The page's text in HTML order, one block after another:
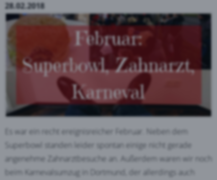
28.02.2018
Es war ein recht ereignisreicher Februar. Neben dem
Superbowl standen leider spontan einige nicht gerade
angenehme Zahnarztbesuche an. Außerdem waren wir noch
beim Karnevalsumzug in Dortmund, der allerdings auch